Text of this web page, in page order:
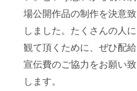
場公開作品の制作を決意致
しました。たくさんの人に
観て頂くために、ぜひ配給
宣伝費のご協力をお願い致
します。